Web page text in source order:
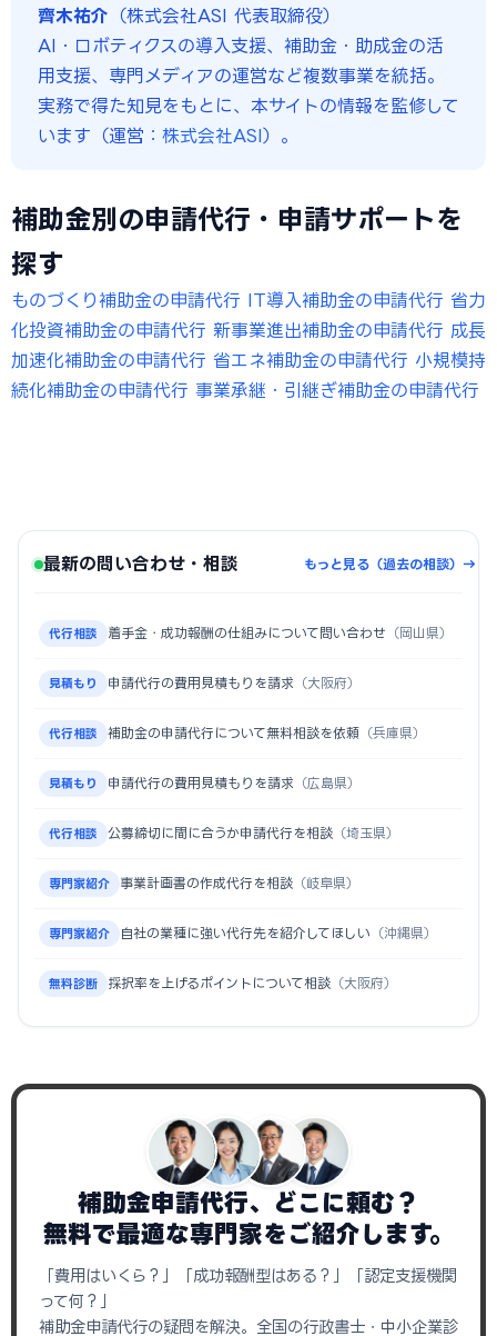
齊木祐介 （株式会社ASI 代表取締役）
AI・ロボティクスの導入支援、補助金・助成金の活
用支援、専門メディアの運営など複数事業を統括。
実務で得た知見をもとに、本サイトの情報を監修して
います（運営： 株式会社ASI）。
補助金別の申請代行・申請サポートを
探す
ものづくり補助金の申請代行 IT導入補助金の申請代行 省力
化投資補助金の申請代行 新事業進出補助金の申請代行 成長
加速化補助金の申請代行 省エネ補助金の申請代行 小規模持
続化補助金の申請代行 事業承継・引継ぎ補助金の申請代行
最新の問い合わせ・相談 もっと見る（過去の相談）→
代行相談 着手金・成功報酬の仕組みについて問い合わせ （岡山県）
見積もり 申請代行の費用見積もりを請求 （大阪府）
代行相談 補助金の申請代行について無料相談を依頼 （兵庫県）
見積もり 申請代行の費用見積もりを請求 （広島県）
代行相談 公募締切に間に合うか申請代行を相談 （埼玉県）
専門家紹介 事業計画書の作成代行を相談 （岐阜県）
専門家紹介 自社の業種に強い代行先を紹介してほしい （沖縄県）
無料診断 採択率を上げるポイントについて相談 （大阪府）
補助金申請代行、どこに頼む？
無料で最適な専門家をご紹介します。
「費用はいくら？」「成功報酬型はある？」「認定支援機関
って何？」
補助金申請代行の疑問を解決。全国の行政書士・中小企業診